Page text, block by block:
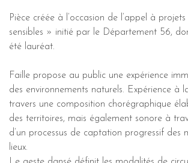
Pièce créée à l’occasion de l’appel à
sensibles » initié par le Département 56,
été lauréat.
Faille propose au public une expérience
des environnements naturels. Expérience à
travers une composition chorégraphique
des territoires, mais également sonore à
d’un processus de captation progressif des
lieux.